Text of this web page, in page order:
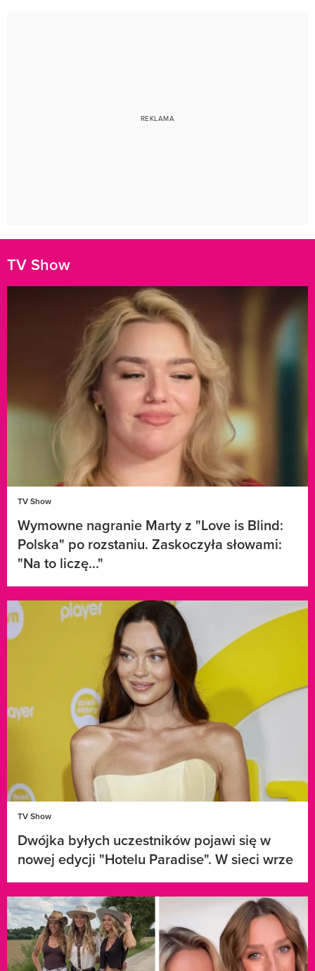
TV Show
TV Show
Wymowne nagranie Marty z "Love is Blind:
Polska" po rozstaniu. Zaskoczyła słowami:
"Na to liczę..."
TV Show
Dwójka byłych uczestników pojawi się w
nowej edycji "Hotelu Paradise". W sieci wrze